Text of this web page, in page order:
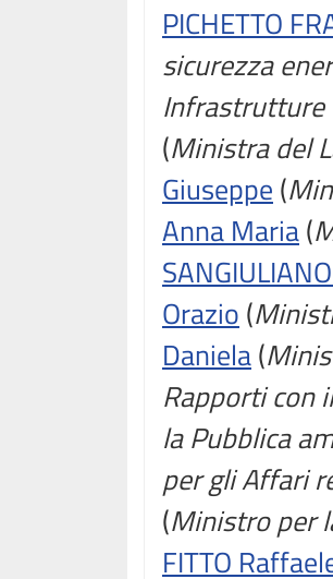
PICHETTO
sicurezza
Infrastrutture
(Ministra del
Giuseppe (
Anna Maria(
Orazio (
Daniela(
Rapporti con
la Pubblica
per gli Affari
(Ministro per
FITTO